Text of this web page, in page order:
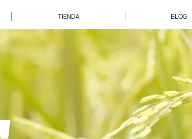
TIENDA BLOG